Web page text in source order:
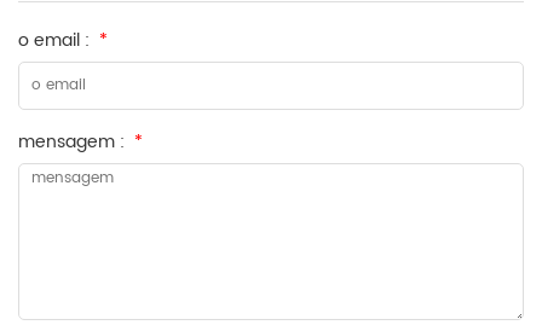
o email : *
mensagem : *